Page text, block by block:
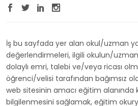
İş bu sayfada yer alan okul/uzman
değerlendirmeleri, ilgili okulun/
dolaylı emri, talebi ve/veya ricası
öğrenci/velisi tarafından bağımsız
web sitesinin amacı eğitim
bilgilenmesini sağlamak, eğitim